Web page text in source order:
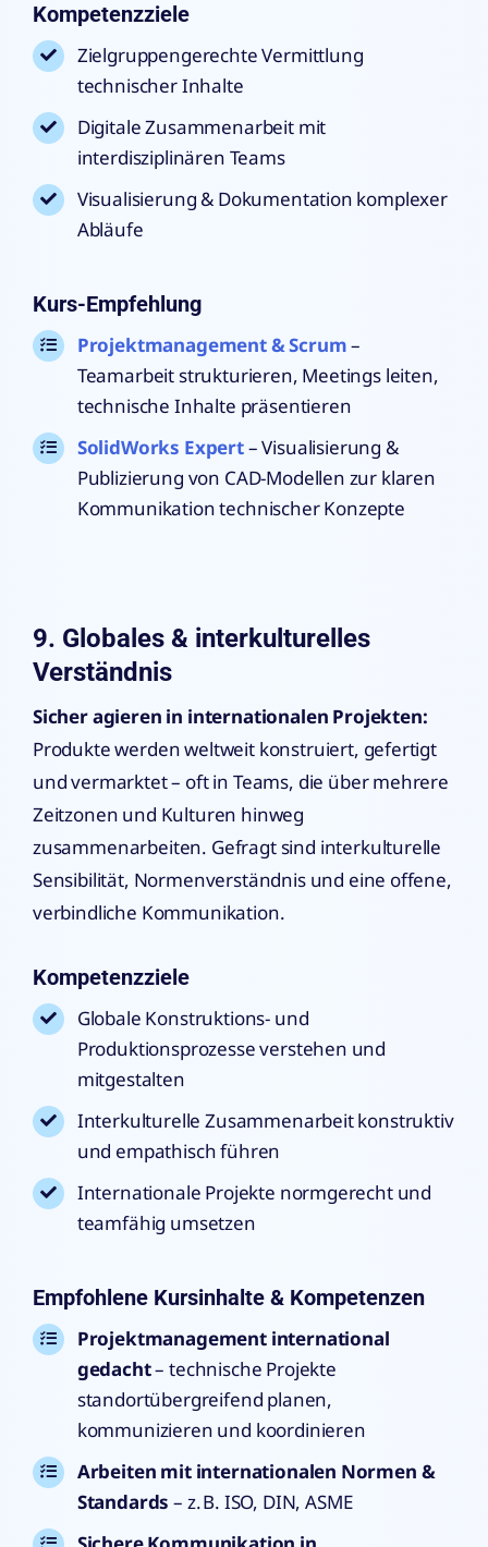
Kompetenzziele
Zielgruppengerechte Vermittlung
technischer Inhalte
Digitale Zusammenarbeit mit
interdisziplinären Teams
Visualisierung & Dokumentation komplexer
Abläufe
Kurs-Empfehlung
Projektmanagement & Scrum–
Teamarbeit strukturieren, Meetings leiten,
technische Inhalte präsentieren
SolidWorks Expert– Visualisierung &
Publizierung von CAD-Modellen zur klaren
Kommunikation technischer Konzepte
9. Globales & interkulturelles
Verständnis
Sicher agieren in internationalen Projekten:
Produkte werden weltweit konstruiert, gefertigt
und vermarktet – oft in Teams, die über mehrere
Zeitzonen und Kulturen hinweg
zusammenarbeiten. Gefragt sind interkulturelle
Sensibilität, Normenverständnis und eine offene,
verbindliche Kommunikation.
Kompetenzziele
Globale Konstruktions- und
Produktionsprozesse verstehen und
mitgestalten
Interkulturelle Zusammenarbeit konstruktiv
und empathisch führen
Internationale Projekte normgerecht und
teamfähig umsetzen
Empfohlene Kursinhalte & Kompetenzen
Projektmanagement international
gedacht– technische Projekte
standortübergreifend planen,
kommunizieren und koordinieren
Arbeiten mit internationalen Normen &
Standards – z. B. ISO, DIN, ASME